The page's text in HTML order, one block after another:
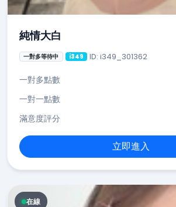
純情大白
一對多等待中 i349 ID: i349_301362
一對多點數
一對一點數
滿意度評分
立即進入
在線